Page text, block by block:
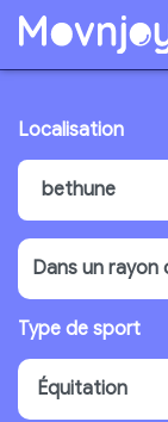
Localisation
Type de sport